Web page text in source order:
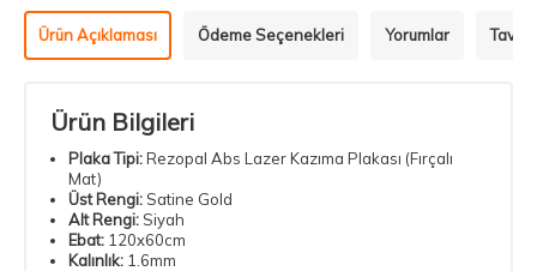
Ürün Açıklaması Ödeme Seçenekleri Yorumlar
Ürün Bilgileri
Plaka Tipi:Rezopal Abs Lazer Kazıma Plakası (Fırçalı
Mat)
Üst Rengi: Satine Gold
Alt Rengi: Siyah
Ebat: 120x60cm
Kalınlık: 1.6mm